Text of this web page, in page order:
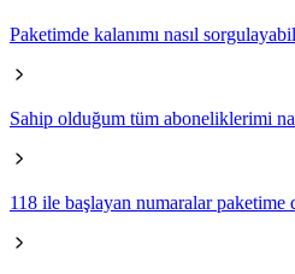
Paketimde kalanımı nasıl
Sahip olduğum tüm aboneliklerimi
118 ile başlayan numaralar paketime